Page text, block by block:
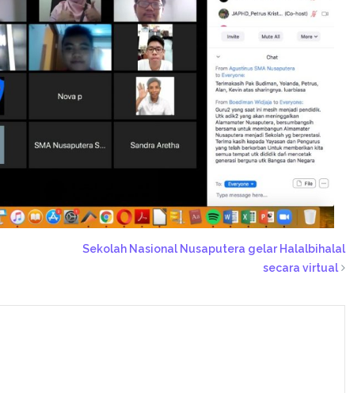
Sekolah Nasional Nusaputera gelar Halalbihalal
secara virtual